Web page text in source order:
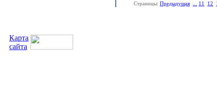
Страницы: Предыдущая 11 12
Карта
сайта